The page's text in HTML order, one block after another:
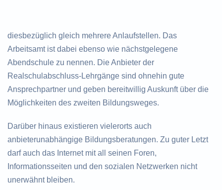
diesbezüglich gleich mehrere Anlaufstellen. Das
Arbeitsamt ist dabei ebenso wie nächstgelegene
Abendschule zu nennen. Die Anbieter der
Realschulabschluss-Lehrgänge sind ohnehin gute
Ansprechpartner und geben bereitwillig Auskunft über die
Möglichkeiten des zweiten Bildungsweges.
Darüber hinaus existieren vielerorts auch
anbieterunabhängige Bildungsberatungen. Zu guter Letzt
darf auch das Internet mit all seinen Foren,
Informationsseiten und den sozialen Netzwerken nicht
unerwähnt bleiben.